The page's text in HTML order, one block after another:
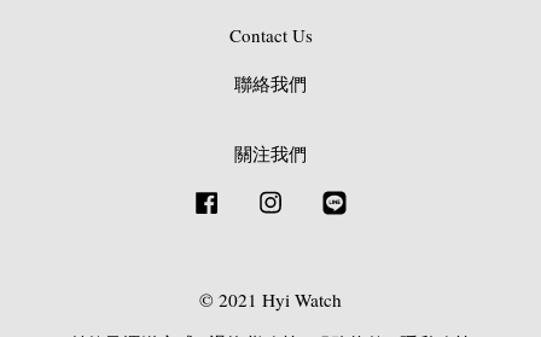
Contact Us
聯絡我們
關注我們
Facebook Instagram
© 2021 Hyi Watch